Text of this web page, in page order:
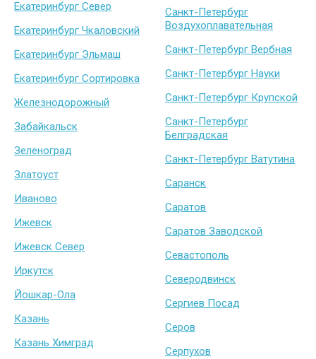
Екатеринбург Север
Екатеринбург Чкаловский
Екатеринбург Эльмаш
Екатеринбург Сортировка
Железнодорожный
Забайкальск
Зеленоград
Златоуст
Иваново
Ижевск
Ижевск Север
Иркутск
Йошкар-Ола
Казань
Казань Химград
Санкт-Петербург
Воздухоплавательная
Санкт-Петербург Вербная
Санкт-Петербург Науки
Санкт-Петербург Крупской
Санкт-Петербург
Белградская
Санкт-Петербург Ватутина
Саранск
Саратов
Саратов Заводской
Севастополь
Северодвинск
Сергиев Посад
Серов
Серпухов